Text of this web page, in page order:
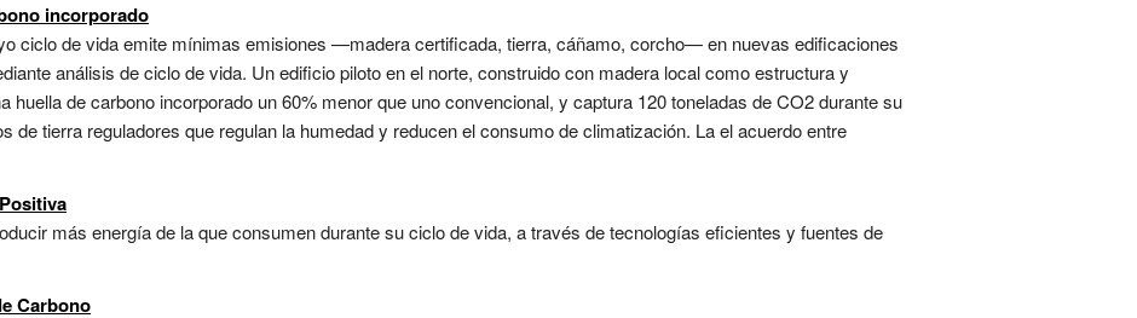
incorporado
ciclo de vida emite mínimas emisiones —madera certificada, tierra, cáñamo, corcho— en nuevas edificaciones
análisis de ciclo de vida. Un edificio piloto en el norte, construido con madera local como estructura y
huella de carbono incorporado un 60% menor que uno convencional, y captura 120 toneladas de CO2 durante su
de tierra reguladores que regulan la humedad y reducen el consumo de climatización. La el acuerdo entre
más energía de la que consumen durante su ciclo de vida, a través de tecnologías eficientes y fuentes de
Carbono